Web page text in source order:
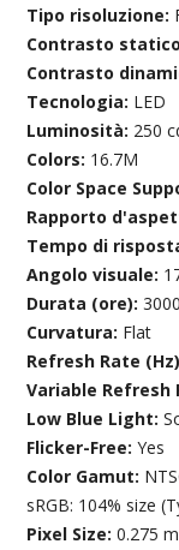
Tipo risoluzione:
Contrasto
Contrasto
Tecnologia: LED
Luminosità: 250
Colors: 16.7M
Color Space
Rapporto
Tempo di
Angolo visuale:
Durata (ore):
Curvatura: Flat
Refresh Rate
Variable
Low Blue Light:
Flicker-Free:Yes
Color Gamut:
sRGB: 104% size
Pixel Size:0.275